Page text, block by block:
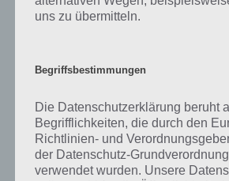
oder nur unzulänglich hinterher. Faul ist
Substanz. Hier sprechen wir dann von Fäule
durch Mikroorganismen zersetzt wird. Diese
entstehen nämlich Stoffwechselprodukte,
(Essigsäure, Ehtanol) sowie anorganische
Ammoniak). Viele Fäulnisprodukte sind
wiederum den unangenehmen Geruch
uns zu übermitteln.
Begriffsbestimmungen
Die Datenschutzerklärung beruht
Begrifflichkeiten, die durch den
Richtlinien- und
der Datenschutz-
verwendet wurden. Unsere